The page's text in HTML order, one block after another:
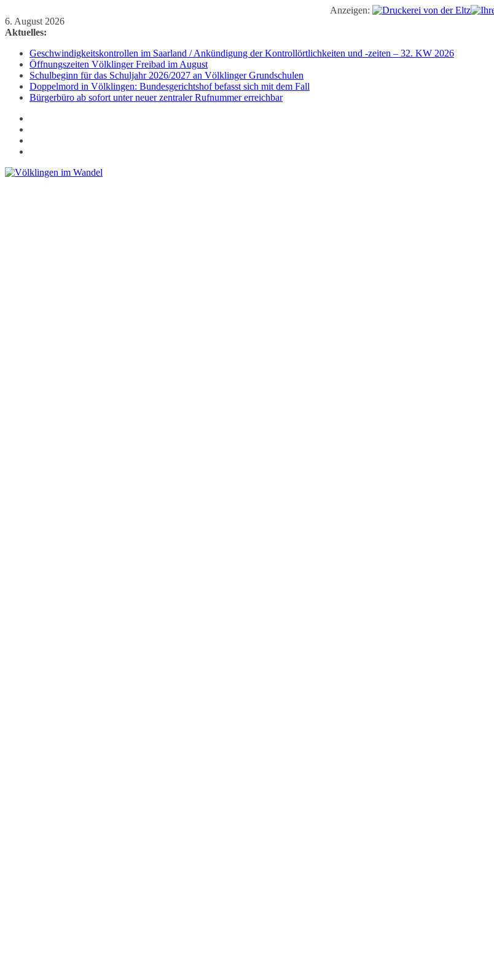
Anzeigen:
Zum
Inhalt
6. August 2026
Aktuelles:
Geschwindigkeitskontrollen im Saarland / Ankündigung der Kontrollörtlichkeiten und -zeiten – 32. KW 2026
Öffnungszeiten Völklinger Freibad im August
Schulbeginn für das Schuljahr 2026/2027 an Völklinger Grundschulen
Doppelmord in Völklingen: Bundesgerichtshof befasst sich mit dem Fall
Bürgerbüro ab sofort unter neuer zentraler Rufnummer erreichbar